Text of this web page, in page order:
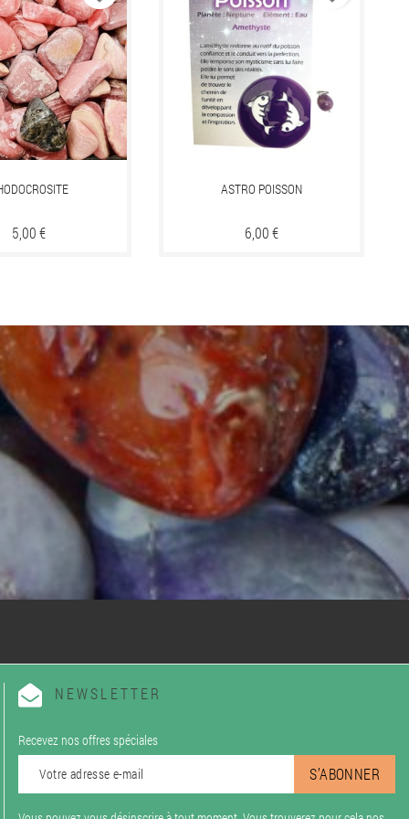
Prix
5,00 €
ASTRO POISSON
Prix
6,00 €
NEWSLETTER
Recevez nos offres spéciales